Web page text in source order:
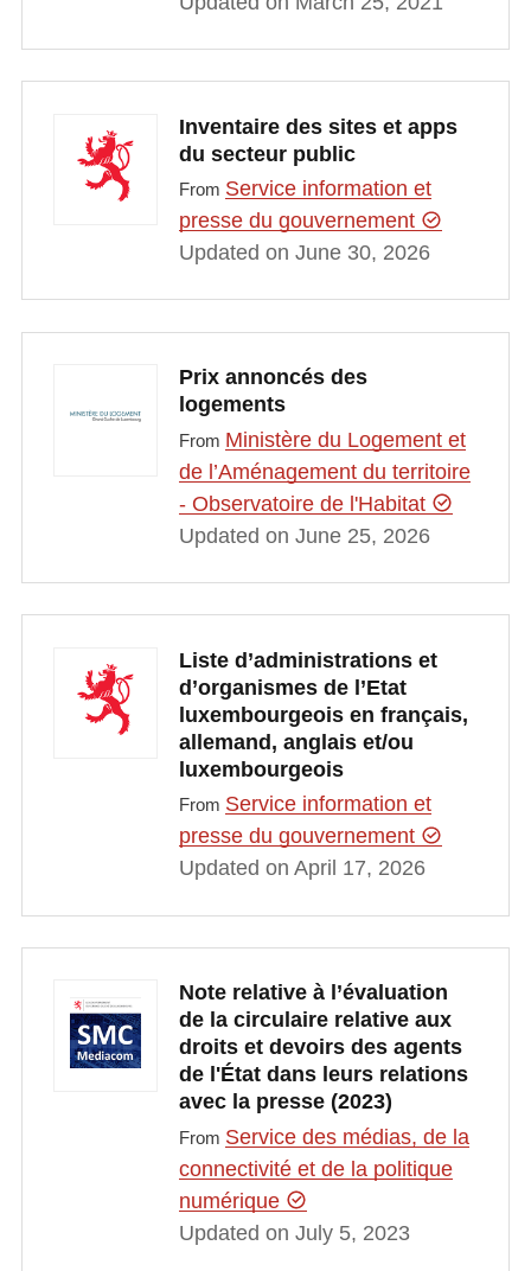
Inventaire des sites et apps
du secteur public
From Service information et
presse du gouvernement
Updated on June 30, 2026
Prix annoncés des
logements
From Ministère du Logement et
de l’Aménagement du territoire
- Observatoire de l'Habitat
Updated on June 25, 2026
Liste d’administrations et
d’organismes de l’Etat
luxembourgeois en français,
allemand, anglais et/ou
luxembourgeois
From Service information et
presse du gouvernement
Updated on April 17, 2026
Note relative à l’évaluation
de la circulaire relative aux
droits et devoirs des agents
de l'État dans leurs relations
avec la presse (2023)
From Service des médias, de la
connectivité et de la politique
numérique
Updated on July 5, 2023